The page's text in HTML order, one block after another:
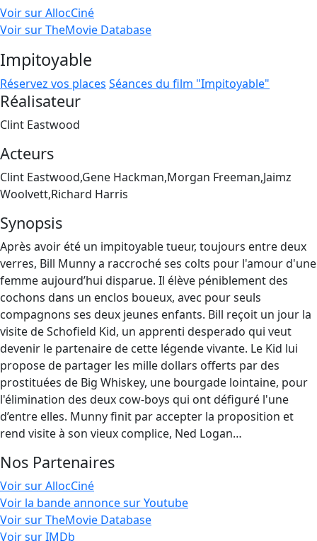
Voir sur AllocCiné
Voir sur TheMovie Database
Impitoyable
Réservez vos places Séances du film "Impitoyable"
Réalisateur
Clint Eastwood
Acteurs
Clint Eastwood,Gene Hackman,Morgan Freeman,Jaimz
Woolvett,Richard Harris
Synopsis
Après avoir été un impitoyable tueur, toujours entre deux
verres, Bill Munny a raccroché ses colts pour l'amour d'une
femme aujourd’hui disparue. Il élève péniblement des
cochons dans un enclos boueux, avec pour seuls
compagnons ses deux jeunes enfants. Bill reçoit un jour la
visite de Schofield Kid, un apprenti desperado qui veut
devenir le partenaire de cette légende vivante. Le Kid lui
propose de partager les mille dollars offerts par des
prostituées de Big Whiskey, une bourgade lointaine, pour
l'élimination des deux cow‐boys qui ont défiguré l'une
d’entre elles. Munny finit par accepter la proposition et
rend visite à son vieux complice, Ned Logan…
Nos Partenaires
Voir sur AllocCiné
Voir la bande annonce sur Youtube
Voir sur TheMovie Database
Voir sur IMDb